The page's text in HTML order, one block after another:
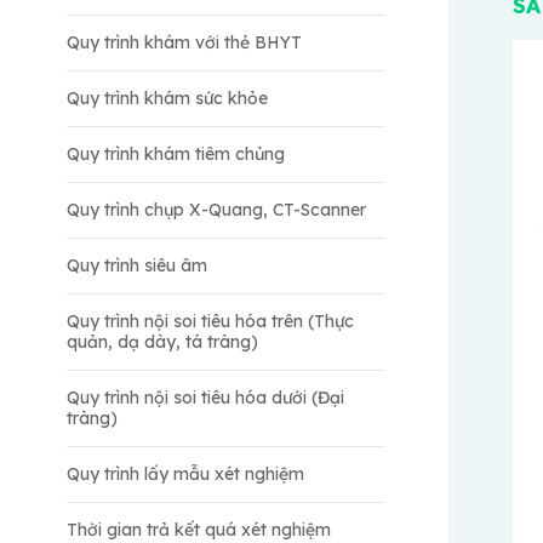
Quy trình khám với thẻ BHYT
Quy trình khám sức khỏe
Quy trình khám tiêm chủng
Quy trình chụp X-Quang, CT-Scanner
Quy trình siêu âm
Quy trình nội soi tiêu hóa trên (Thực
quản, dạ dày, tá tràng)
Quy trình nội soi tiêu hóa dưới (Đại
tràng)
Quy trình lấy mẫu xét nghiệm
Thời gian trả kết quá xét nghiệm